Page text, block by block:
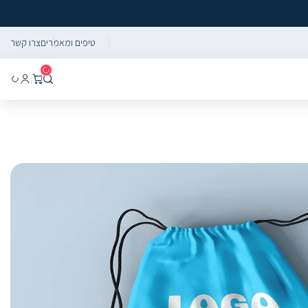
טיפים ומאמריםצרו קשר